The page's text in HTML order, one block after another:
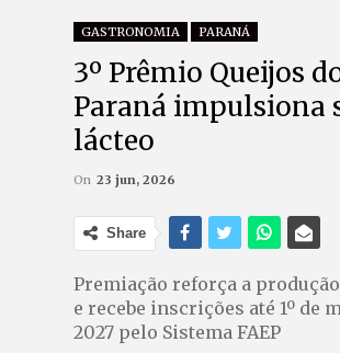
GASTRONOMIA PARANÁ
3º Prêmio Queijos
Paraná impulsiona
lácteo
On 23 jun, 2026
Share
Premiação reforça a
e recebe inscrições até 1º de
2027 pelo Sistema FAEP